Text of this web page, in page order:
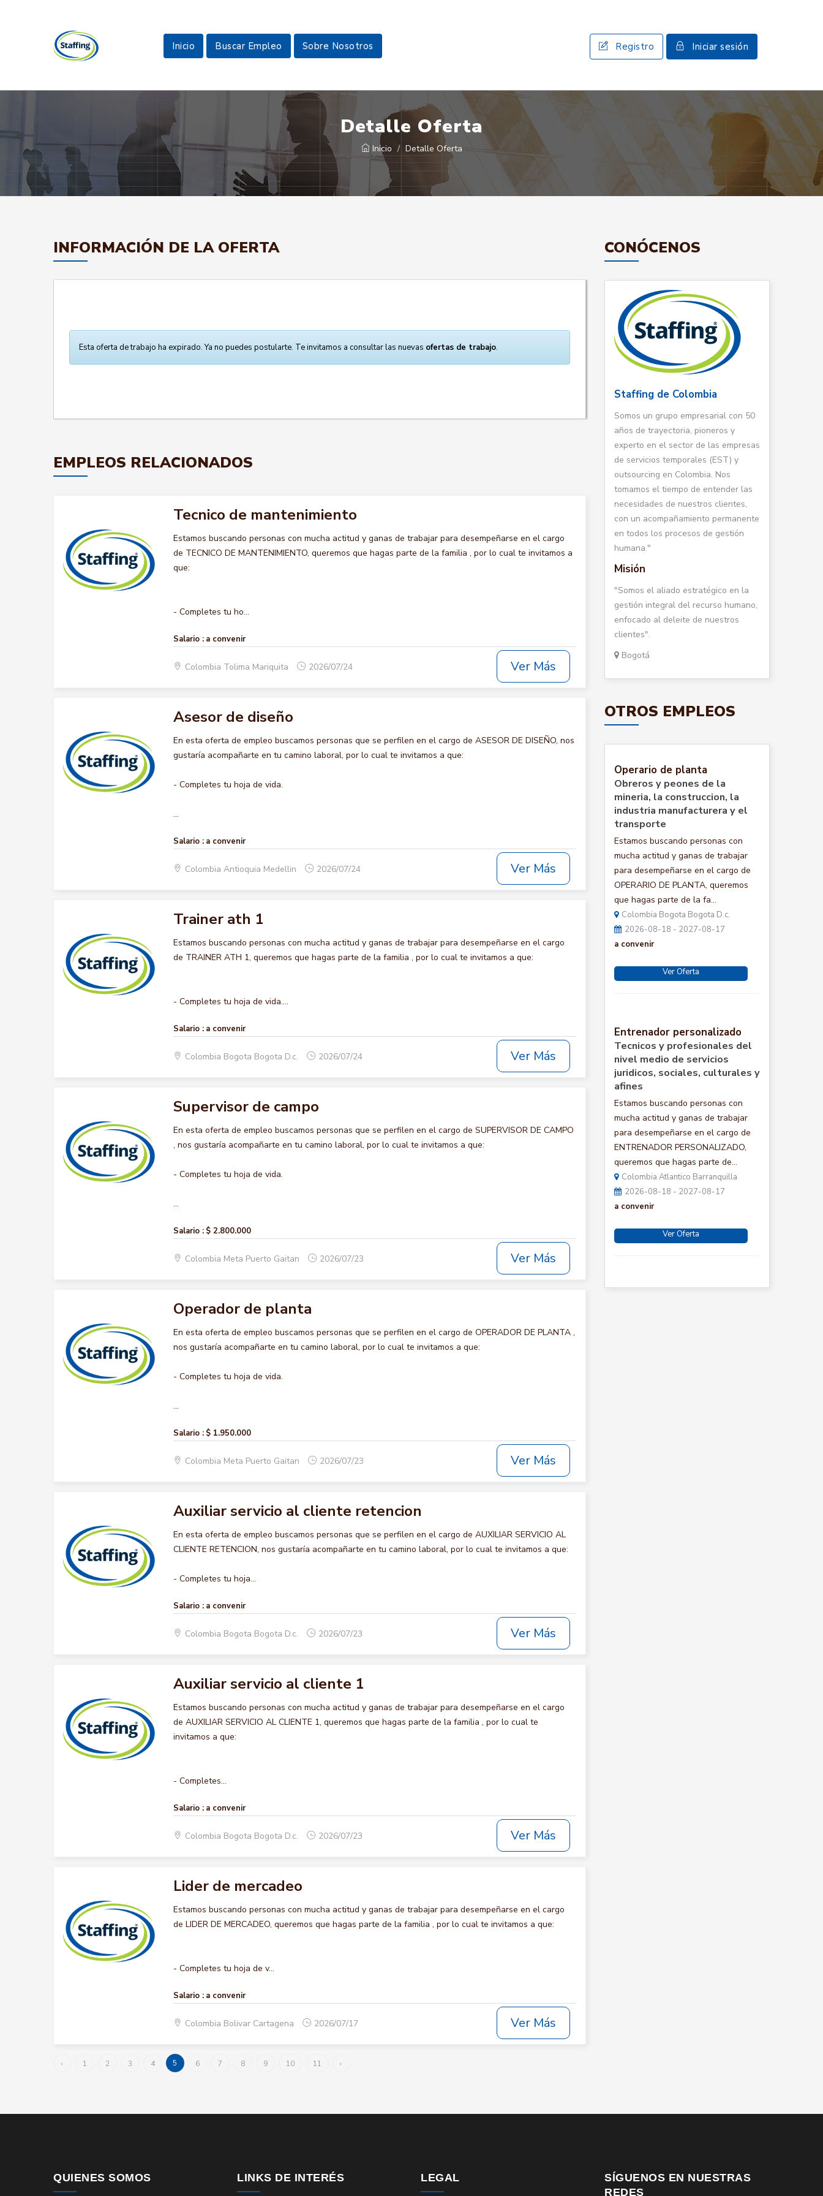
Inicio Buscar Empleo Sobre Nosotros Registro Iniciar sesión
Detalle Oferta
Inicio Detalle Oferta
INFORMACIÓN DE LA OFERTA
Esta oferta de trabajo ha expirado. Ya no puedes postularte. Te invitamos a consultar las nuevas ofertas de trabajo.
EMPLEOS RELACIONADOS
Tecnico de mantenimiento
Estamos buscando personas con mucha actitud y ganas de trabajar para desempeñarse en el cargo
de TECNICO DE MANTENIMIENTO, queremos que hagas parte de la familia , por lo cual te invitamos a
que:
- Completes tu ho...
Salario : a convenir
Colombia Tolima Mariquita 2026/07/24 Ver Más
Asesor de diseño
En esta oferta de empleo buscamos personas que se perfilen en el cargo de ASESOR DE DISEÑO, nos
gustaría acompañarte en tu camino laboral, por lo cual te invitamos a que:
- Completes tu hoja de vida.
...
Salario : a convenir
Colombia Antioquia Medellin 2026/07/24 Ver Más
Trainer ath 1
Estamos buscando personas con mucha actitud y ganas de trabajar para desempeñarse en el cargo
de TRAINER ATH 1, queremos que hagas parte de la familia , por lo cual te invitamos a que:
- Completes tu hoja de vida....
Salario : a convenir
Colombia Bogota Bogota D.c. 2026/07/24 Ver Más
Supervisor de campo
En esta oferta de empleo buscamos personas que se perfilen en el cargo de SUPERVISOR DE CAMPO
, nos gustaría acompañarte en tu camino laboral, por lo cual te invitamos a que:
- Completes tu hoja de vida.
...
Salario : $ 2.800.000
Colombia Meta Puerto Gaitan 2026/07/23 Ver Más
Operador de planta
En esta oferta de empleo buscamos personas que se perfilen en el cargo de OPERADOR DE PLANTA ,
nos gustaría acompañarte en tu camino laboral, por lo cual te invitamos a que:
- Completes tu hoja de vida.
...
Salario : $ 1.950.000
Colombia Meta Puerto Gaitan 2026/07/23 Ver Más
Auxiliar servicio al cliente retencion
En esta oferta de empleo buscamos personas que se perfilen en el cargo de AUXILIAR SERVICIO AL
CLIENTE RETENCION, nos gustaría acompañarte en tu camino laboral, por lo cual te invitamos a que:
- Completes tu hoja...
Salario : a convenir
Colombia Bogota Bogota D.c. 2026/07/23 Ver Más
Auxiliar servicio al cliente 1
Estamos buscando personas con mucha actitud y ganas de trabajar para desempeñarse en el cargo
de AUXILIAR SERVICIO AL CLIENTE 1, queremos que hagas parte de la familia , por lo cual te
invitamos a que:
- Completes...
Salario : a convenir
Colombia Bogota Bogota D.c. 2026/07/23 Ver Más
Lider de mercadeo
Estamos buscando personas con mucha actitud y ganas de trabajar para desempeñarse en el cargo
de LIDER DE MERCADEO, queremos que hagas parte de la familia , por lo cual te invitamos a que:
- Completes tu hoja de v...
Salario : a convenir
Colombia Bolivar Cartagena 2026/07/17 Ver Más
‹ 1 2 3 4 5 6 7 8 9 10 11 ›
CONÓCENOS
Staffing de Colombia
Somos un grupo empresarial con 50
años de trayectoria, pioneros y
experto en el sector de las empresas
de servicios temporales (EST) y
outsourcing en Colombia. Nos
tomamos el tiempo de entender las
necesidades de nuestros clientes,
con un acompañamiento permanente
en todos los procesos de gestión
humana."
Misión
"Somos el aliado estratégico en la
gestión integral del recurso humano,
enfocado al deleite de nuestros
clientes".
Bogotá
OTROS EMPLEOS
Operario de planta
Obreros y peones de la
mineria, la construccion, la
industria manufacturera y el
transporte
Estamos buscando personas con
mucha actitud y ganas de trabajar
para desempeñarse en el cargo de
OPERARIO DE PLANTA, queremos
que hagas parte de la fa...
Colombia Bogota Bogota D.c.
2026-08-18 - 2027-08-17
a convenir
Ver Oferta
Entrenador personalizado
Tecnicos y profesionales del
nivel medio de servicios
juridicos, sociales, culturales y
afines
Estamos buscando personas con
mucha actitud y ganas de trabajar
para desempeñarse en el cargo de
ENTRENADOR PERSONALIZADO,
queremos que hagas parte de...
Colombia Atlantico Barranquilla
2026-08-18 - 2027-08-17
a convenir
Ver Oferta
QUIENES SOMOS LINKS DE INTERÉS LEGAL
SÍGUENOS EN NUESTRAS
REDES